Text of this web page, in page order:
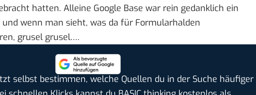
hatten. Alleine Google Base war rein gedanklich ein
wenn man sieht, was da für Formularhalden
grusel grusel….
selbst bestimmen, welche Quellen du in der Suche häufiger